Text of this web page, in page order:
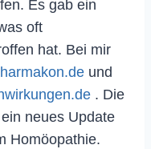
Es gab ein
oft
hat. Bei mir
und
. Die
neues Update
Homöopathie.